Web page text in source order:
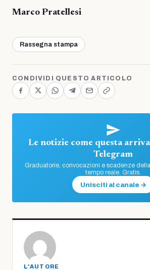
Marco Pratellesi
Rassegna stampa
CONDIVIDI QUESTO ARTICOLO
Le notizie come questa
Telegram
Graduatorie, convocazioni e scadenze
tempo reale. Gratis.
Unisciti al canale →
L'AUTORE